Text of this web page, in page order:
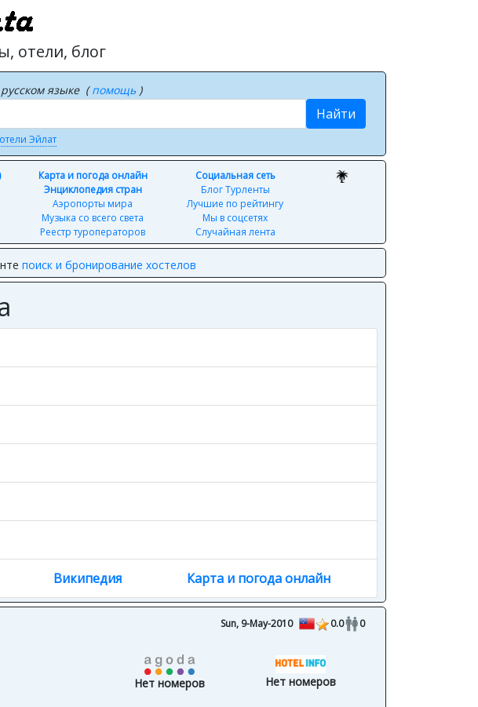
отели, блог
языке (помощь )
Найти
Эйлат
Карта и погода онлайн
Энциклопедия стран
Аэропорты мира
Музыка со всего света
Реестр туроператоров
Социальная сеть
Блог Турленты
Лучшие по рейтингу
Мы в соцсетях
Случайная лента
поиск и бронирование хостелов
Википедия Карта и погода онлайн
Sun, 9-May-2010 0.0 0
Нет номеров Нет номеров